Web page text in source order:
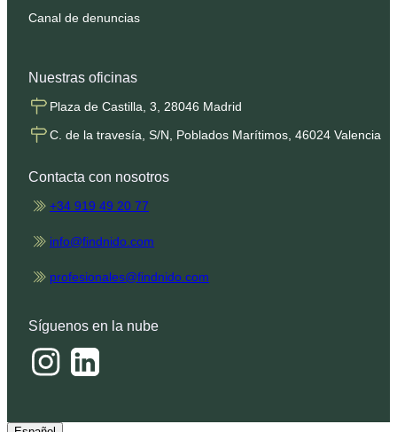
Canal de denuncias
Nuestras oficinas
Plaza de Castilla, 3, 28046 Madrid
C. de la travesía, S/N, Poblados Marítimos, 46024 Valencia
Contacta con nosotros
+34 919 49 20 77
info@findnido.com
profesionales@findnido.com
Síguenos en la nube